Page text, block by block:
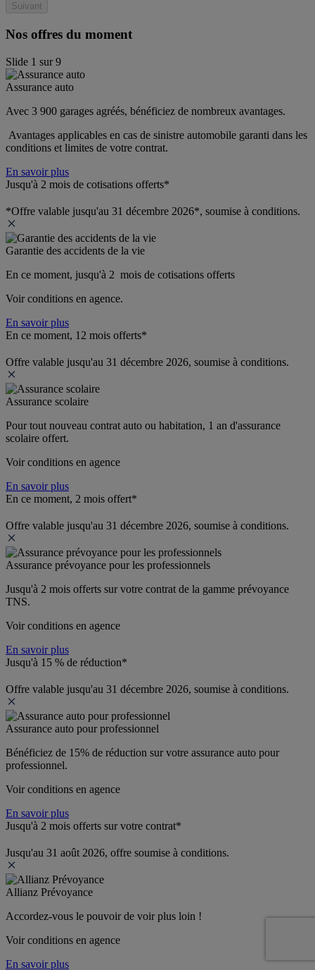
Suivant
Nos offres du moment
Slide 1 sur9
Assurance auto
Avec 3 900 garages agréés, bénéficiez de nombreux avantages.
Avantages applicables en cas de sinistre automobile garanti dans les
conditions et limites de votre contrat.
En savoir plus
Jusqu'à 2 mois de cotisations offerts*
*Offre valable jusqu'au 31 décembre 2026*, soumise à conditions.
Garantie des accidents de la vie
En ce moment, jusqu'à 2  mois de cotisations offerts
Voir conditions en agence.
En savoir plus
En ce moment, 12 mois offerts*
Offre valable jusqu'au 31 décembre 2026, soumise à conditions.
Assurance scolaire
Pour tout nouveau contrat auto ou habitation, 1 an d'assurance
scolaire offert.
Voir conditions en agence
En savoir plus
En ce moment, 2 mois offert*
Offre valable jusqu'au 31 décembre 2026, soumise à conditions.
Assurance prévoyance pour les professionnels
Jusqu'à 2 mois offerts sur votre contrat de la gamme prévoyance
TNS.
Voir conditions en agence
En savoir plus
Jusqu'à 15 % de réduction*
Offre valable jusqu'au 31 décembre 2026, soumise à conditions.
Assurance auto pour professionnel
Bénéficiez de 15% de réduction sur votre assurance auto pour
professionnel.
Voir conditions en agence
En savoir plus
Jusqu'à 2 mois offerts sur votre contrat*
Jusqu'au 31 août 2026, offre soumise à conditions.
Allianz Prévoyance
Accordez-vous le pouvoir de voir plus loin !
Voir conditions en agence
En savoir plus